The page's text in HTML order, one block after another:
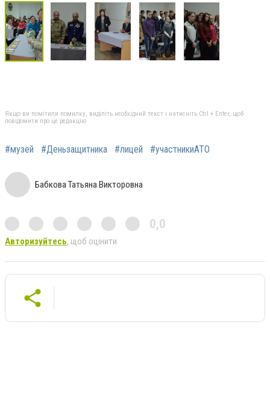
Якщо ви помітили помилку, виділіть необхідний текст і натисніть Ctrl + Enter, щоб
повідомити про це редакцію
#музей #Деньзащитника #лицей #участникиАТО
Бабкова Татьяна Викторовна
0,0
Авторизуйтесь, щоб оцінити